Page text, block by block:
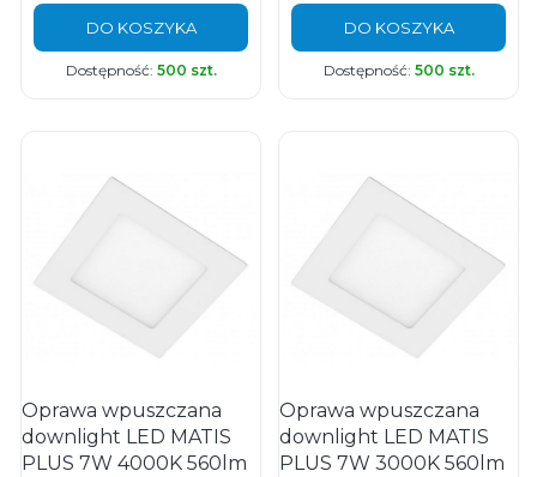
DO KOSZYKA
Dostępność: 500 szt.
DO KOSZYKA
Dostępność: 500 szt.
Oprawa wpuszczana
downlight LED MATIS
PLUS 7W 4000K 560lm
Oprawa wpuszczana
downlight LED MATIS
PLUS 7W 3000K 560lm